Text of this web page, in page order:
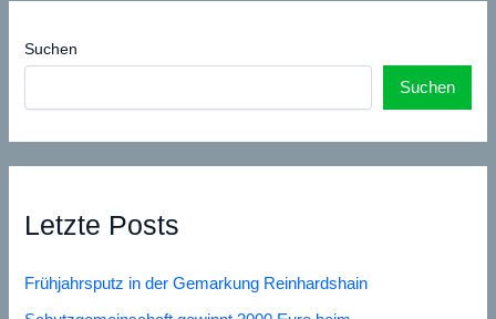
Suchen
Suchen
Letzte Posts
Frühjahrsputz in der Gemarkung Reinhardshain